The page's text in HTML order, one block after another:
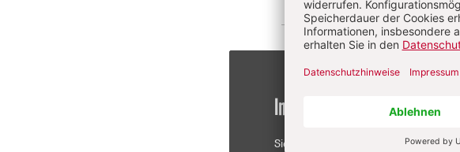
Im Einzelkauf
Sie erhalten diesen